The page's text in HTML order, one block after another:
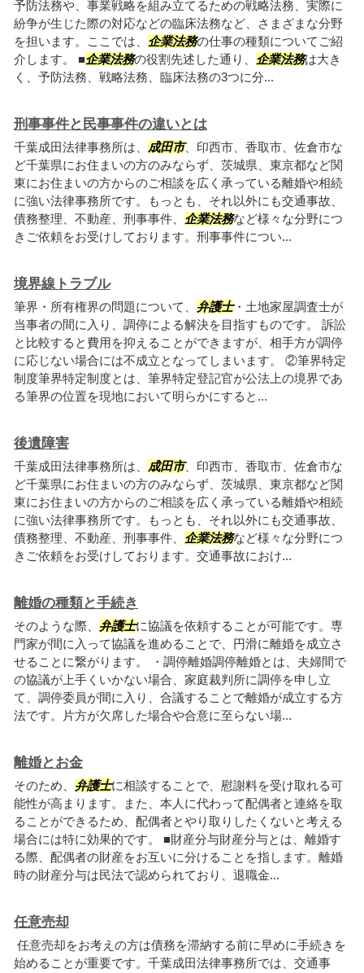
予防法務や、事業戦略を組み立てるための戦略法務、実際に
紛争が生じた際の対応などの臨床法務など、さまざまな分野
を担います。ここでは、 企業法務の仕事の種類についてご紹
介します。 ■企業法務の役割先述した通り、 企業法務は大き
く、予防法務、戦略法務、臨床法務の3つに分...
刑事事件と民事事件の違いとは
千葉成田法律事務所は、 成田市、印西市、香取市、佐倉市な
ど千葉県にお住まいの方のみならず、茨城県、東京都など関
東にお住まいの方からのご相談を広く承っている離婚や相続
に強い法律事務所です。もっとも、それ以外にも交通事故、
債務整理、不動産、刑事事件、 企業法務など様々な分野につ
きご依頼をお受けしております。刑事事件につい...
境界線トラブル
筆界・所有権界の問題について、 弁護士・土地家屋調査士が
当事者の間に入り、調停による解決を目指すものです。 訴訟
と比較すると費用を抑えることができますが、相手方が調停
に応じない場合には不成立となってしまいます。 ②筆界特定
制度筆界特定制度とは、筆界特定登記官が公法上の境界であ
る筆界の位置を現地において明らかにすると...
後遺障害
千葉成田法律事務所は、 成田市、印西市、香取市、佐倉市な
ど千葉県にお住まいの方のみならず、茨城県、東京都など関
東にお住まいの方からのご相談を広く承っている離婚や相続
に強い法律事務所です。もっとも、それ以外にも交通事故、
債務整理、不動産、刑事事件、 企業法務など様々な分野につ
きご依頼をお受けしております。交通事故におけ...
離婚の種類と手続き
そのような際、 弁護士に協議を依頼することが可能です。専
門家が間に入って協議を進めることで、円滑に離婚を成立さ
せることに繋がります。 ・調停離婚調停離婚とは、夫婦間で
の協議が上手くいかない場合、家庭裁判所に調停を申し立
て、調停委員が間に入り、合議することで離婚が成立する方
法です。片方が欠席した場合や合意に至らない場...
離婚とお金
そのため、 弁護士に相談することで、慰謝料を受け取れる可
能性が高まります。また、本人に代わって配偶者と連絡を取
ることができるため、配偶者とやり取りしたくないと考える
場合には特に効果的です。 ■財産分与財産分与とは、離婚す
る際、配偶者の財産をお互いに分けることを指します。離婚
時の財産分与は民法で認められており、退職金...
任意売却
任意売却をお考えの方は債務を滞納する前に早めに手続きを
始めることが重要です。千葉成田法律事務所では、交通事